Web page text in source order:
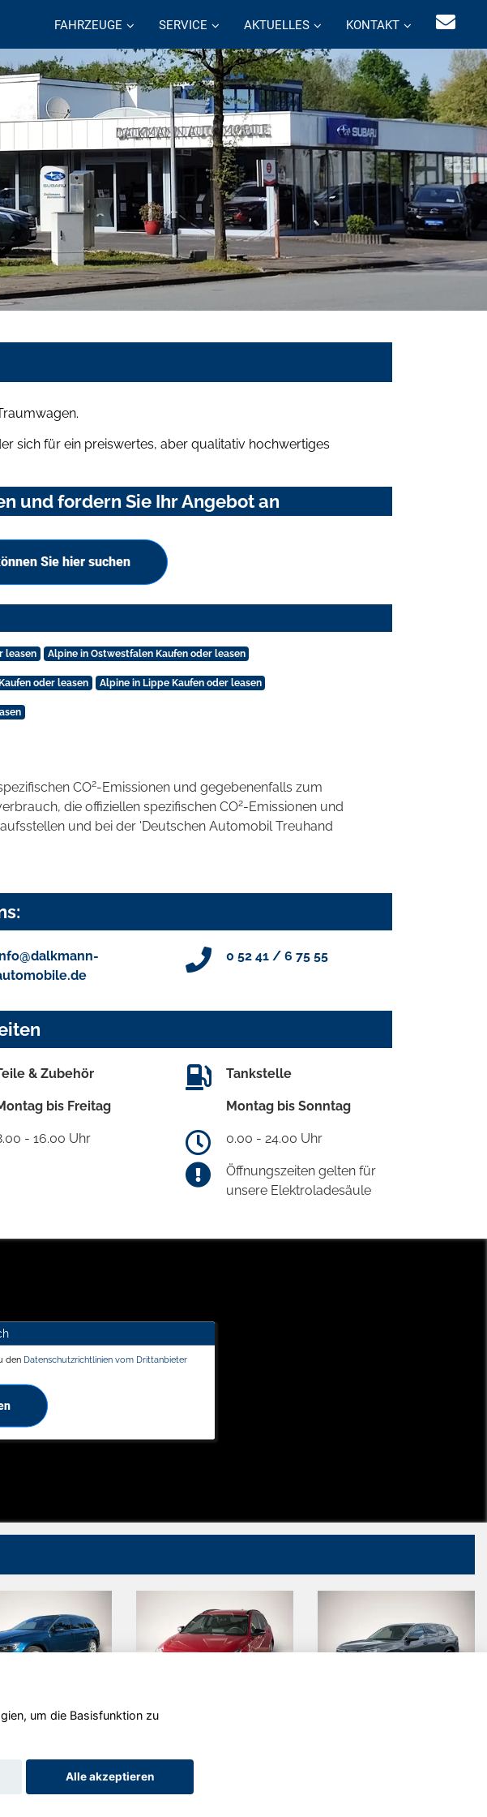
FAHRZEUGE SERVICE AKTUELLES KONTAKT
sich für ein preiswertes, aber qualitativ hochwertiges
und fordern Sie Ihr Angebot an
Sie hier suchen
leasen Alpine in Ostwestfalen Kaufen oder leasen
oder leasen Alpine in Lippe Kaufen oder leasen
CO2-Emissionen und gegebenenfalls zum
die offiziellen spezifischen CO2-Emissionen und
und bei der 'Deutschen Automobil Treuhand
0 52 41 / 6 75 55
& Zubehör
bis Freitag
- 16.00 Uhr
Tankstelle
Montag bis Sonntag
0.00 - 24.00 Uhr
Öffnungszeiten gelten für
unsere Elektroladesäule
den Datenschutzrichtlinien vom Drittanbieter
um die Basisfunktion zu
Alle akzeptieren